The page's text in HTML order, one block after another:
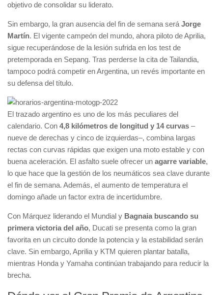
objetivo de consolidar su liderato.
Sin embargo, la gran ausencia del fin de semana será Jorge
Martín. El vigente campeón del mundo, ahora piloto de Aprilia,
sigue recuperándose de la lesión sufrida en los test de
pretemporada en Sepang. Tras perderse la cita de Tailandia,
tampoco podrá competir en Argentina, un revés importante en
su defensa del título.
El trazado argentino es uno de los más peculiares del
calendario. Con 4,8 kilómetros de longitud y 14 curvas –
nueve de derechas y cinco de izquierdas–, combina largas
rectas con curvas rápidas que exigen una moto estable y con
buena aceleración. El asfalto suele ofrecer un agarre variable,
lo que hace que la gestión de los neumáticos sea clave durante
el fin de semana. Además, el aumento de temperatura el
domingo añade un factor extra de incertidumbre.
Con Márquez liderando el Mundial y Bagnaia buscando su
primera victoria del año, Ducati se presenta como la gran
favorita en un circuito donde la potencia y la estabilidad serán
clave. Sin embargo, Aprilia y KTM quieren plantar batalla,
mientras Honda y Yamaha continúan trabajando para reducir la
brecha.